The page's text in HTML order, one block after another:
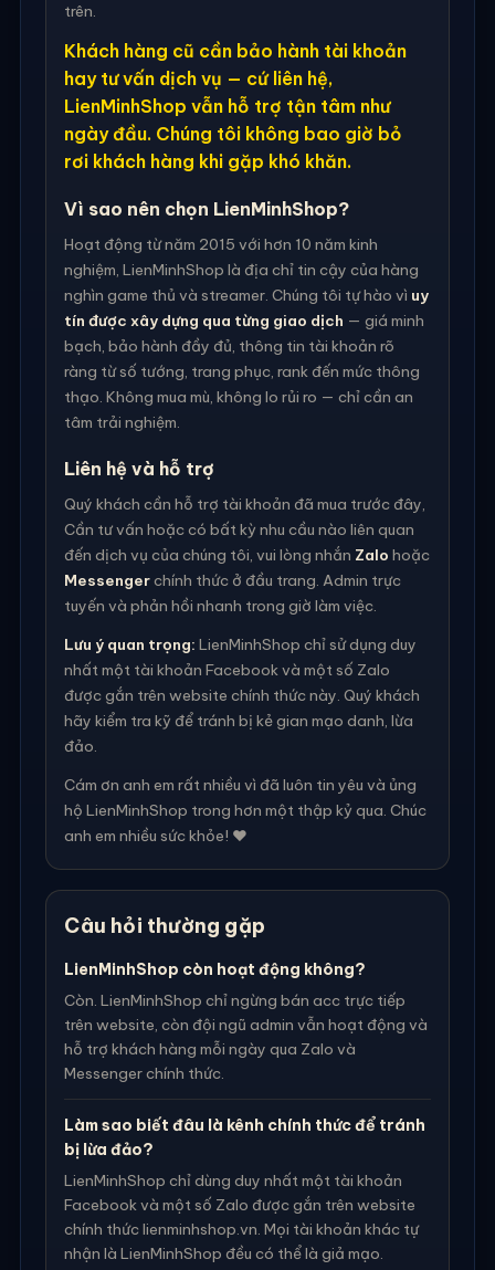
trên.
Khách hàng cũ cần bảo hành tài khoản
hay tư vấn dịch vụ — cứ liên hệ,
LienMinhShop vẫn hỗ trợ tận tâm như
ngày đầu. Chúng tôi không bao giờ bỏ
rơi khách hàng khi gặp khó khăn.
Vì sao nên chọn LienMinhShop?
Hoạt động từ năm 2015 với hơn 10 năm kinh
nghiệm, LienMinhShop là địa chỉ tin cậy của hàng
nghìn game thủ và streamer. Chúng tôi tự hào vì uy
tín được xây dựng qua từng giao dịch — giá minh
bạch, bảo hành đầy đủ, thông tin tài khoản rõ
ràng từ số tướng, trang phục, rank đến mức thông
thạo. Không mua mù, không lo rủi ro — chỉ cần an
tâm trải nghiệm.
Liên hệ và hỗ trợ
Quý khách cần hỗ trợ tài khoản đã mua trước đây,
Cần tư vấn hoặc có bất kỳ nhu cầu nào liên quan
đến dịch vụ của chúng tôi, vui lòng nhắn Zalo hoặc
Messengerchính thức ở đầu trang. Admin trực
tuyến và phản hồi nhanh trong giờ làm việc.
Lưu ý quan trọng: LienMinhShop chỉ sử dụng duy
nhất một tài khoản Facebook và một số Zalo
được gắn trên website chính thức này. Quý khách
hãy kiểm tra kỹ để tránh bị kẻ gian mạo danh, lừa
đảo.
Cám ơn anh em rất nhiều vì đã luôn tin yêu và ủng
hộ LienMinhShop trong hơn một thập kỷ qua. Chúc
anh em nhiều sức khỏe! ❤️
Câu hỏi thường gặp
LienMinhShop còn hoạt động không?
Còn. LienMinhShop chỉ ngừng bán acc trực tiếp
trên website, còn đội ngũ admin vẫn hoạt động và
hỗ trợ khách hàng mỗi ngày qua Zalo và
Messenger chính thức.
Làm sao biết đâu là kênh chính thức để tránh
bị lừa đảo?
LienMinhShop chỉ dùng duy nhất một tài khoản
Facebook và một số Zalo được gắn trên website
chính thức lienminhshop.vn. Mọi tài khoản khác tự
nhận là LienMinhShop đều có thể là giả mạo.